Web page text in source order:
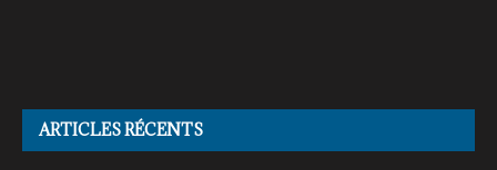
ARTICLES RÉCENTS